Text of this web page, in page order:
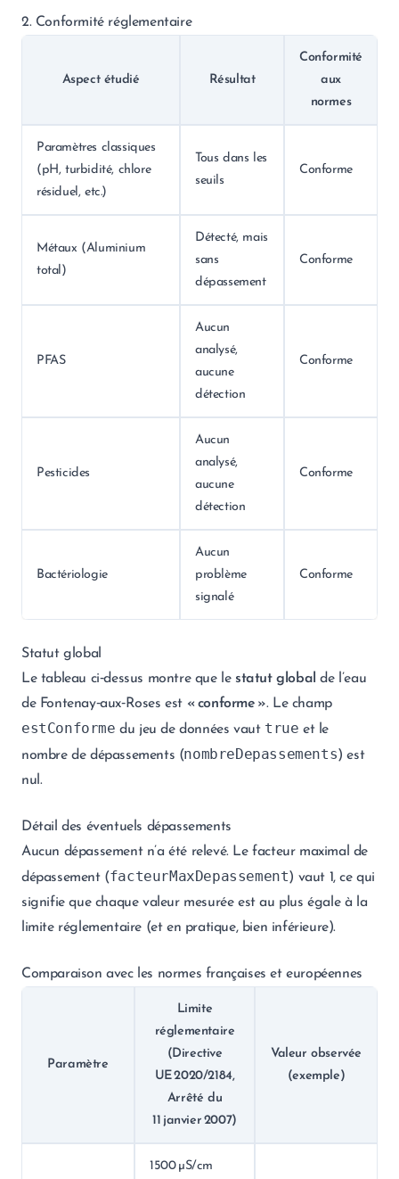
2. Conformité réglementaire
Aspect étudié Résultat
Conformité
aux
normes
Paramètres classiques
(pH, turbidité, chlore
résiduel, etc.)
Tous dans les
seuils
Conforme
Métaux (Aluminium
total)
Détecté, mais
sans
dépassement
Conforme
PFAS
Aucun
analysé,
aucune
détection
Conforme
Pesticides
Aucun
analysé,
aucune
détection
Conforme
Bactériologie
Aucun
problème
signalé
Conforme
Statut global
Le tableau ci‑dessus montre que le statut global de l’eau
de Fontenay‑aux‑Roses est « conforme ». Le champ
estConforme du jeu de données vaut true et le
nombre de dépassements (nombreDepassements) est
nul.
Détail des éventuels dépassements
Aucun dépassement n’a été relevé. Le facteur maximal de
dépassement (facteurMaxDepassement) vaut 1, ce qui
signifie que chaque valeur mesurée est au plus égale à la
limite réglementaire (et en pratique, bien inférieure).
Comparaison avec les normes françaises et européennes
Paramètre
Limite
réglementaire
(Directive
UE 2020/2184,
Arrêté du
11 janvier 2007)
Valeur observée
(exemple)
1500 µS/cm